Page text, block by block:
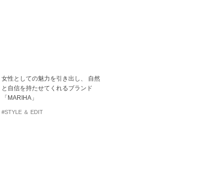
女性としての魅力を引き出し、 自然
と自信を持たせてくれるブランド
「MARIHA」
#STYLE ＆ EDIT